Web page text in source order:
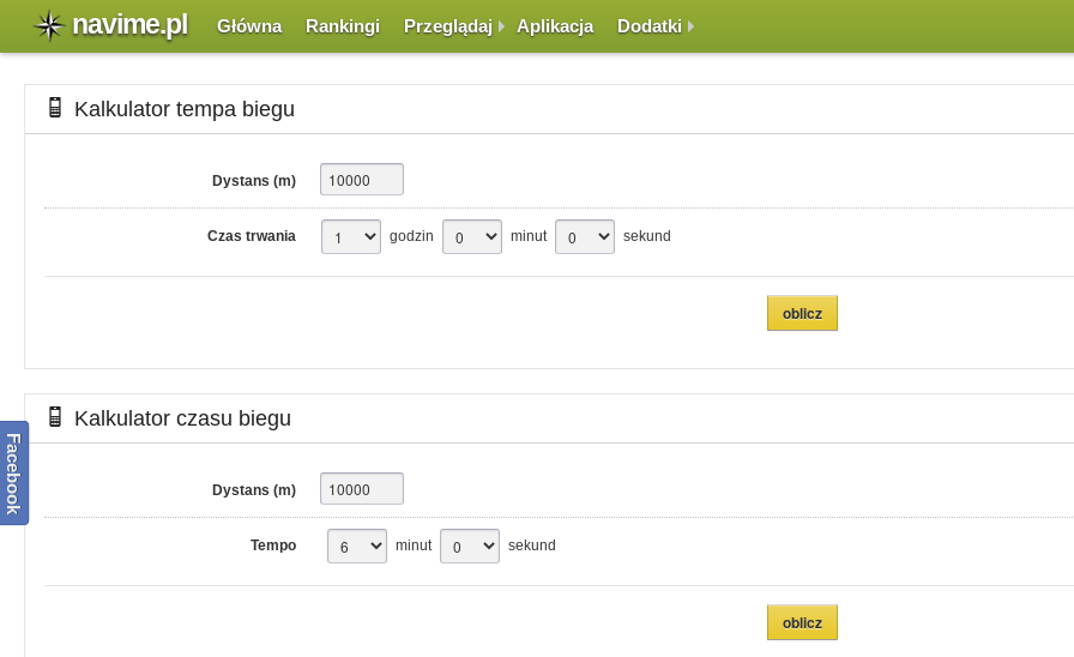
navime.pl Główna Rankingi Przeglądaj Aplikacja Dodatki
Kalkulator tempa biegu
Dystans (m)
Czas trwania godzin minut sekund
Kalkulator czasu biegu
Dystans (m)
Tempo minut sekund
Facebook